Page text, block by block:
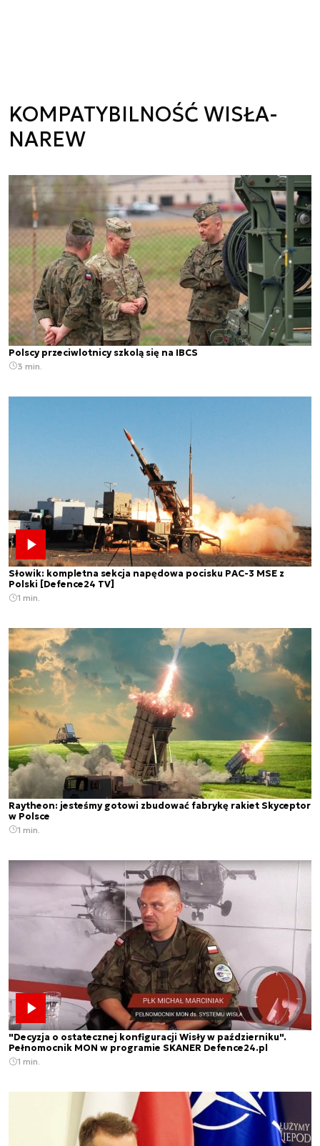
KOMPATYBILNOŚĆ WISŁA-
NAREW
Polscy przeciwlotnicy szkolą się na IBCS
3 min.
Słowik: kompletna sekcja napędowa pocisku PAC-3 MSE z
Polski [Defence24 TV]
1 min.
Raytheon: jesteśmy gotowi zbudować fabrykę rakiet Skyceptor
w Polsce
1 min.
"Decyzja o ostatecznej konfiguracji Wisły w październiku".
Pełnomocnik MON w programie SKANER Defence24.pl
1 min.